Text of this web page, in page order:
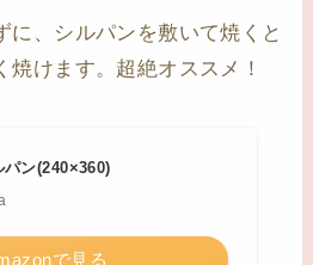
に、シルパンを敷いて焼くと
焼けます。超絶オススメ！
パン(240×360)
で見る